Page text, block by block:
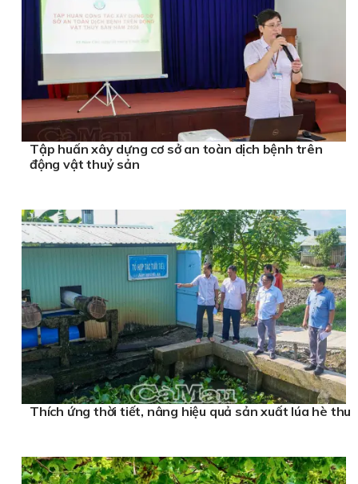
Tập huấn xây dựng cơ sở an toàn dịch bệnh trên
động vật thuỷ sản
Thích ứng thời tiết, nâng hiệu quả sản xuất lúa hè thu